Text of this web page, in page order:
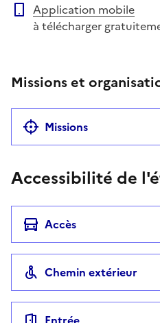
Application mobile
à télécharger
Missions et
Missions
Accessibilité de
Accès
Chemin extérieur